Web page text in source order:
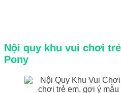
Nội quy khu vui chơi
Pony